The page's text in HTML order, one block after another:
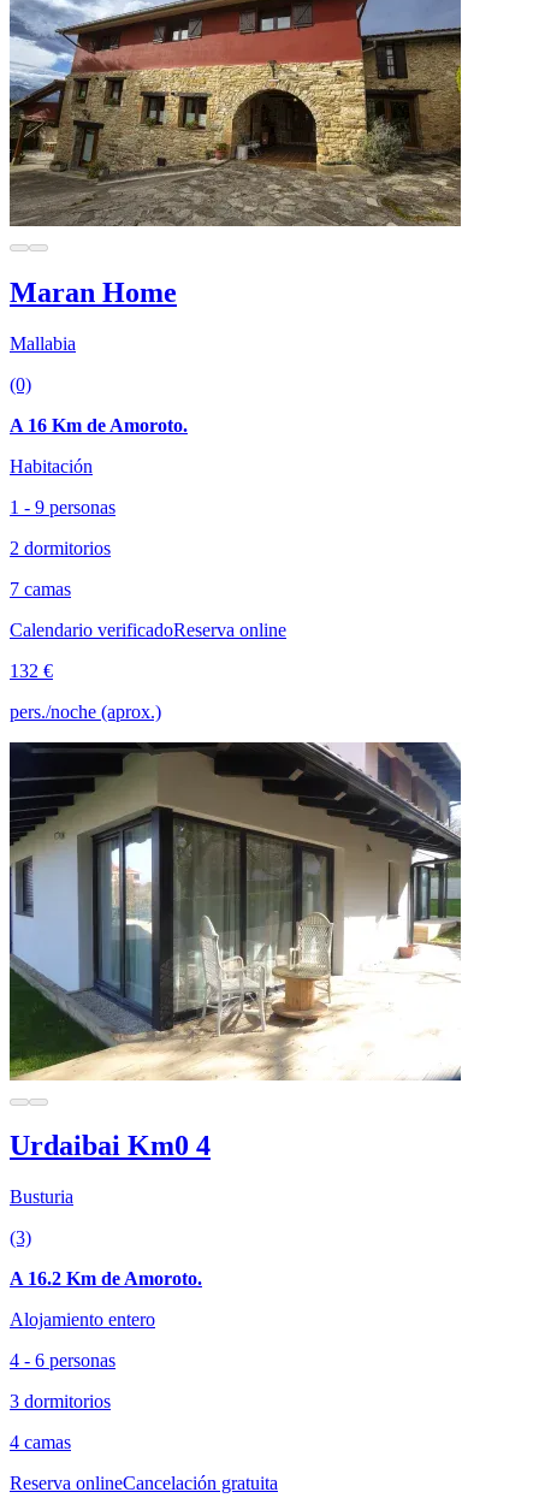
Maran Home
Mallabia
(0)
A 16 Km de Amoroto.
Habitación
1 - 9 personas
2 dormitorios
7 camas
Calendario verificadoReserva online
132 €
pers./noche (aprox.)
Urdaibai Km0 4
Busturia
(3)
A 16.2 Km de Amoroto.
Alojamiento entero
4 - 6 personas
3 dormitorios
4 camas
Reserva onlineCancelación gratuita